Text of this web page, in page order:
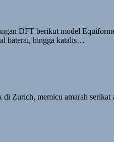
DFT berikut model
baterai, hingga katalis…
memicu amarah serikat